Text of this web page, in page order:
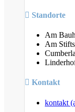
Standorte
Am
Am
Kontakt
kontakt